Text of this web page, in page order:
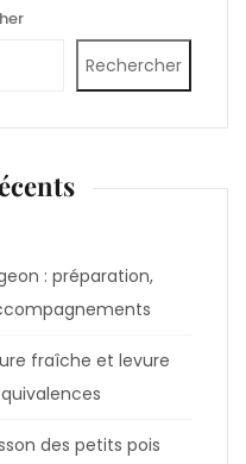
Rechercher
: préparation,
fraîche et levure
des petits pois